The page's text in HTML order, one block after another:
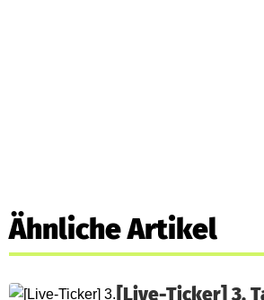
Ähnliche Artikel
[Live-Ticker] 3.